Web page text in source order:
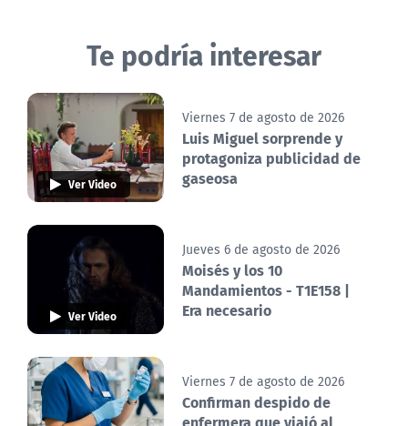
Te podría interesar
Ver Video
Viernes 7 de agosto de 2026
Luis Miguel sorprende y
protagoniza publicidad de
gaseosa
Ver Video
Jueves 6 de agosto de 2026
Moisés y los 10
Mandamientos - T1E158 |
Era necesario
Viernes 7 de agosto de 2026
Confirman despido de